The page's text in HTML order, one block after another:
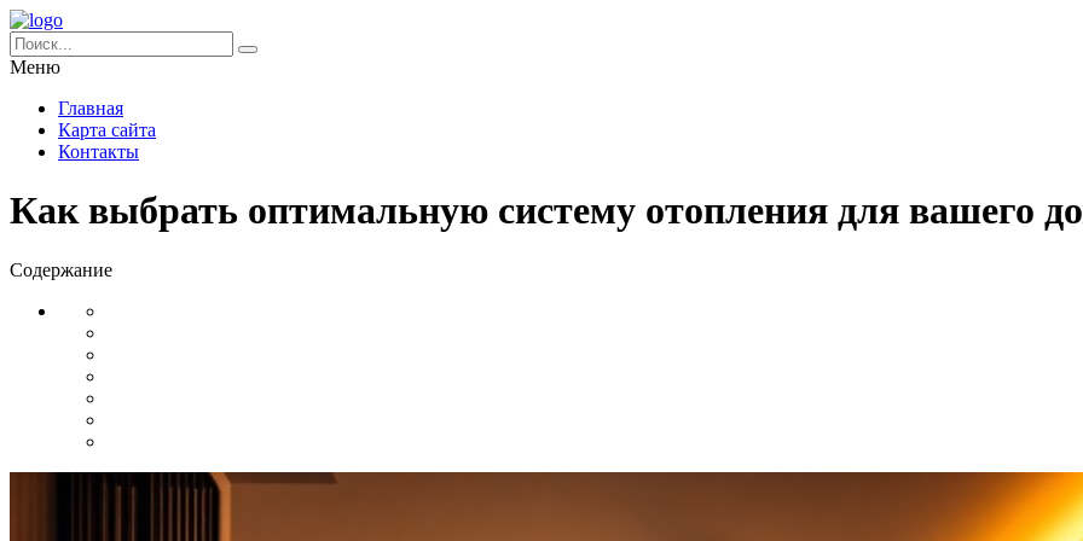
Меню
Главная
Карта сайта
Контакты
Как выбрать оптимальную систему отопления для вашего
Содержание